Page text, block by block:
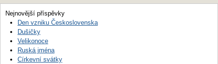
Nejnovější příspěvky
Den vzniku Československa
Dušičky
Velikonoce
Ruská jména
Církevní svátky